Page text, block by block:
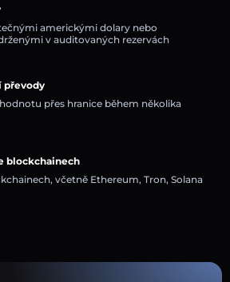
americkými dolary nebo
v auditovaných rezervách
převody
přes hranice během několika
blockchainech
včetně Ethereum, Tron, Solana